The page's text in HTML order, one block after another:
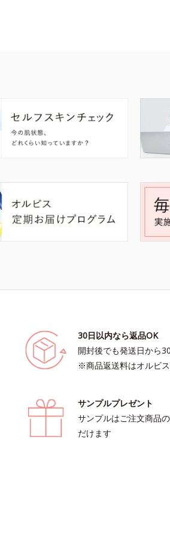
30日以内なら返品OK
開封後でも発送日から
※商品返送料はオルビ
サンプルプレゼント
サンプルはご注文商品
だけます